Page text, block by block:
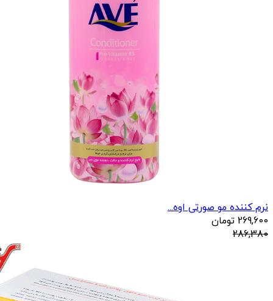
نرم کننده مو صورتی اوه...
269,600 تومان
286,380